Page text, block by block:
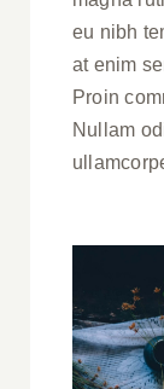
eu nibh
at enim
Proin
Nullam